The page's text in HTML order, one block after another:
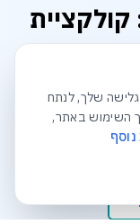
ביצועים, אמינות
להתאמה אישית.
ללחוץ על כפתור
שלך, לנתח
השימוש באתר,